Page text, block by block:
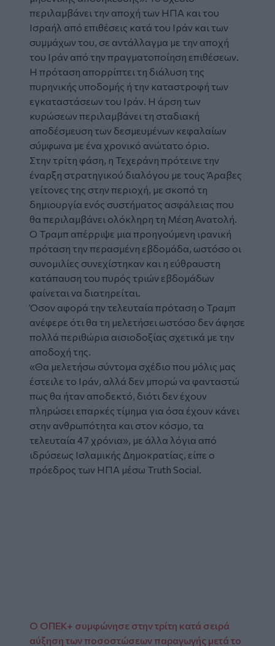
περιλαμβάνει την αποχή των ΗΠΑ και του
Ισραήλ από επιθέσεις κατά του Ιράν και των
συμμάχων του, σε αντάλλαγμα με την αποχή
του Ιράν από την πραγματοποίηση επιθέσεων.
Η πρόταση απορρίπτει τη διάλυση της
πυρηνικής υποδομής ή την καταστροφή των
εγκαταστάσεων του Ιράν. Η άρση των
κυρώσεων περιλαμβάνει τη σταδιακή
αποδέσμευση των δεσμευμένων κεφαλαίων
σύμφωνα με ένα χρονικό ανώτατο όριο.
Στην τρίτη φάση, η Τεχεράνη πρότεινε την
έναρξη στρατηγικού διαλόγου με τους Άραβες
γείτονες της στην περιοχή, με σκοπό τη
δημιουργία ενός συστήματος ασφάλειας που
θα περιλαμβάνει ολόκληρη τη Μέση Ανατολή.
Ο Τραμπ απέρριψε μια προηγούμενη ιρανική
πρόταση την περασμένη εβδομάδα, ωστόσο οι
συνομιλίες συνεχίστηκαν και η εύθραυστη
κατάπαυση του πυρός τριών εβδομάδων
φαίνεται να διατηρείται.
Όσον αφορά την τελευταία πρόταση ο Τραμπ
ανέφερε ότι θα τη μελετήσει ωστόσο δεν άφησε
πολλά περιθώρια αισιοδοξίας σχετικά με την
αποδοχή της.
«Θα μελετήσω σύντομα σχέδιο που μόλις μας
έστειλε το Ιράν, αλλά δεν μπορώ να φανταστώ
πως θα ήταν αποδεκτό, διότι δεν έχουν
πληρώσει επαρκές τίμημα για όσα έχουν κάνει
στην ανθρωπότητα και στον κόσμο, τα
τελευταία 47 χρόνια», με άλλα λόγια από
ιδρύσεως Ισλαμικής Δημοκρατίας, είπε ο
πρόεδρος των ΗΠΑ μέσω Truth Social.
Ο ΟΠΕΚ+ συμφώνησε στην τρίτη κατά σειρά
αύξηση των ποσοστώσεων παραγωγής μετά το